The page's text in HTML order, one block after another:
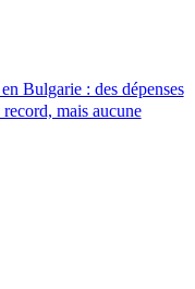
Bulgarie : des dépenses
mais aucune